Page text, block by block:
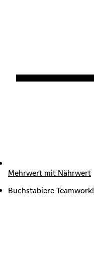
Mehrwert mit Nährwert
Buchstabiere Teamwork!